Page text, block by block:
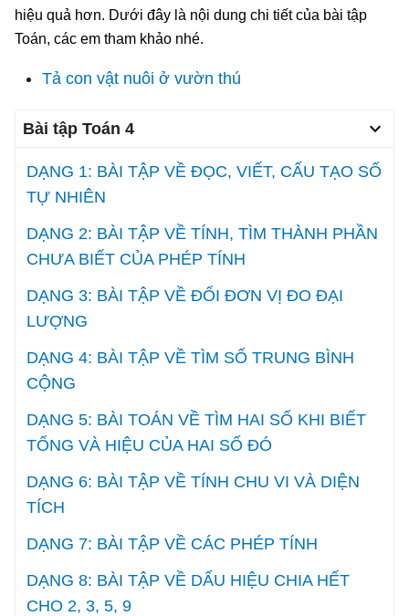
hiệu quả hơn. Dưới đây là nội dung chi tiết của bài tập
Toán, các em tham khảo nhé.
Tả con vật nuôi ở vườn thú
Bài tập Toán 4
DẠNG 1: BÀI TẬP VỀ ĐỌC, VIẾT, CẤU TẠO SỐ
TỰ NHIÊN
DẠNG 2: BÀI TẬP VỀ TÍNH, TÌM THÀNH PHẦN
CHƯA BIẾT CỦA PHÉP TÍNH
DẠNG 3: BÀI TẬP VỀ ĐỔI ĐƠN VỊ ĐO ĐẠI
LƯỢNG
DẠNG 4: BÀI TẬP VỀ TÌM SỐ TRUNG BÌNH
CỘNG
DẠNG 5: BÀI TOÁN VỀ TÌM HAI SỐ KHI BIẾT
TỔNG VÀ HIỆU CỦA HAI SỐ ĐÓ
DẠNG 6: BÀI TẬP VỀ TÍNH CHU VI VÀ DIỆN
TÍCH
DẠNG 7: BÀI TẬP VỀ CÁC PHÉP TÍNH
DẠNG 8: BÀI TẬP VỀ DẤU HIỆU CHIA HẾT
CHO 2, 3, 5, 9